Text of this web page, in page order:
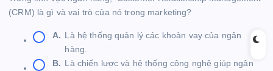
(CRM) là gì và vai trò của nó trong marketing?
A. Là hệ thống quản lý các khoản vay của ngân
hàng.
B. Là chiến lược và hệ thống công nghệ giúp ngân